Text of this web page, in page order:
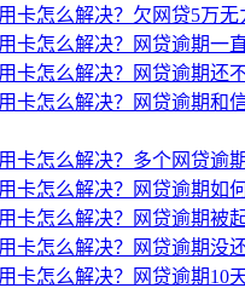
卡怎么解决？欠网贷5万无
卡怎么解决？网贷逾期一
卡怎么解决？网贷逾期还
卡怎么解决？网贷逾期和
卡怎么解决？多个网贷逾
卡怎么解决？网贷逾期如
卡怎么解决？网贷逾期被
卡怎么解决？网贷逾期没
卡怎么解决？网贷逾期10